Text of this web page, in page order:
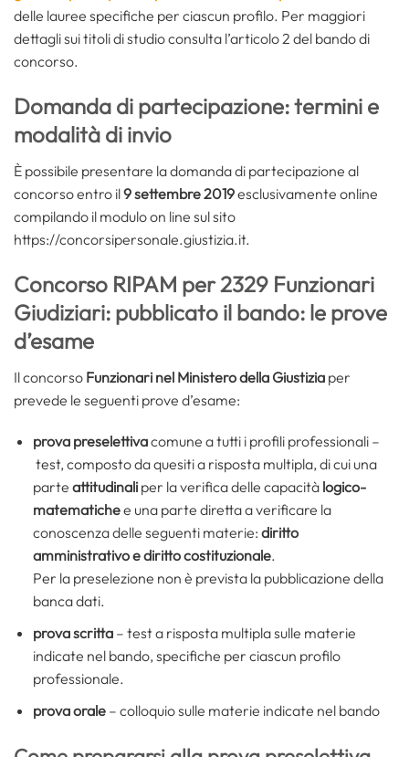
delle lauree specifiche per ciascun profilo. Per maggiori
dettagli sui titoli di studio consulta l’articolo 2 del bando di
concorso.
Domanda di partecipazione: termini e
modalità di invio
È possibile presentare la domanda di partecipazione al
concorso entro il9 settembre 2019esclusivamente online
compilando il modulo on line sul sito
https://concorsipersonale.giustizia.it.
Concorso RIPAM per 2329 Funzionari
Giudiziari: pubblicato il bando: le prove
d’esame
Il concorso Funzionari nel Ministero della Giustizia per
prevede le seguenti prove d’esame:
prova preselettivacomune a tutti i profili professionali –
test, composto da quesiti a risposta multipla, di cui una
parte attitudinaliper la verifica delle capacità logico-
matematichee una parte diretta a verificare la
conoscenza delle seguenti materie: diritto
amministrativo e diritto costituzionale.
Per la preselezione non è prevista la pubblicazione della
banca dati.
prova scritta– test a risposta multipla sulle materie
indicate nel bando, specifiche per ciascun profilo
professionale.
prova orale– colloquio sulle materie indicate nel bando